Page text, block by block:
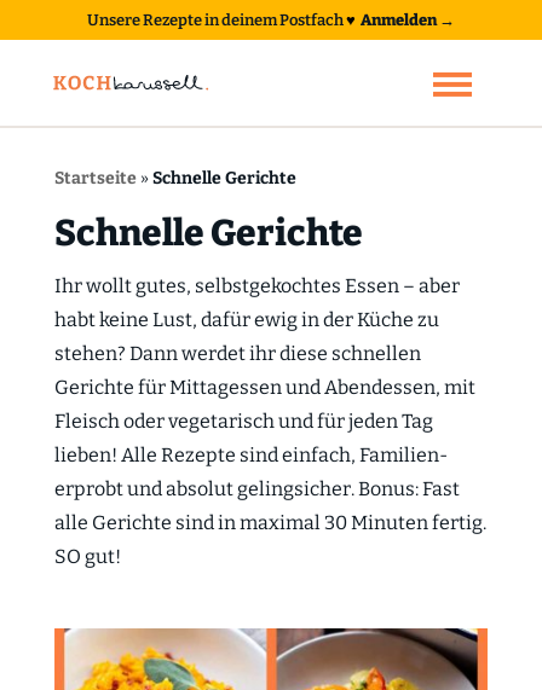
Unsere Rezepte in deinem Postfach♥ Anmelden →
Startseite»Schnelle Gerichte
Schnelle Gerichte
Ihr wollt gutes, selbstgekochtes Essen – aber
habt keine Lust, dafür ewig in der Küche zu
stehen? Dann werdet ihr diese schnellen
Gerichte für Mittagessen und Abendessen, mit
Fleisch oder vegetarisch und für jeden Tag
lieben! Alle Rezepte sind einfach, Familien-
erprobt und absolut gelingsicher. Bonus: Fast
alle Gerichte sind in maximal 30 Minuten fertig.
SO gut!